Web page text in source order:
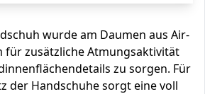
wurde am Daumen aus Air-
für zusätzliche Atmungsaktivität
zu sorgen. Für
der Handschuhe sorgt eine voll